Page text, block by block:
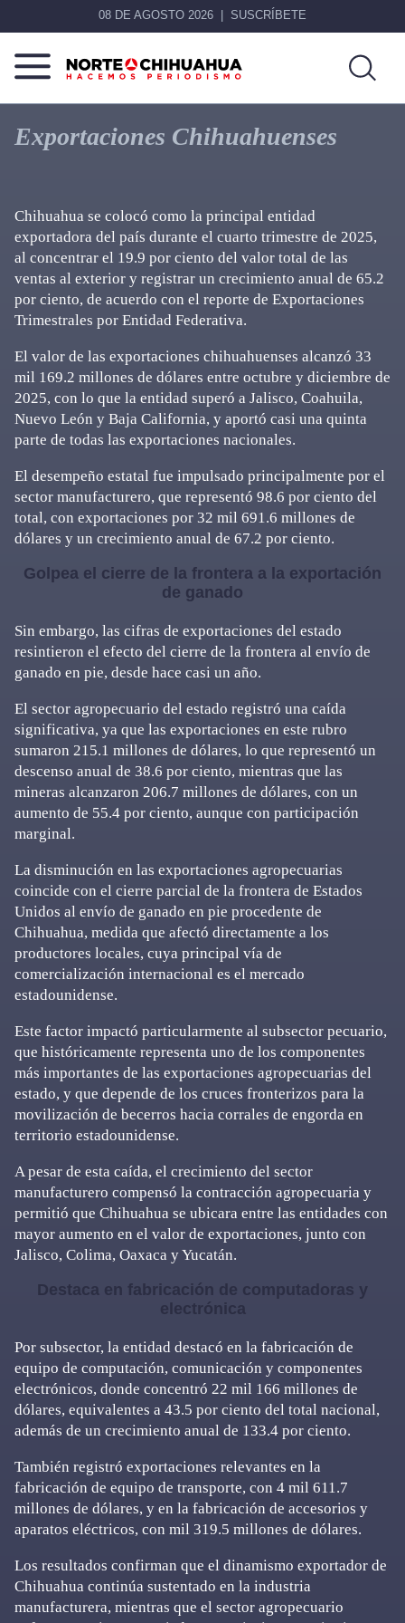
08 DE AGOSTO 2026 SUSCRÍBETE
Norte
De
Chihuahua
Más
que
noticias,
Exportaciones Chihuahuenses
Chihuahua se colocó como la principal entidad
exportadora del país durante el cuarto trimestre de 2025,
al concentrar el 19.9 por ciento del valor total de las
ventas al exterior y registrar un crecimiento anual de 65.2
por ciento, de acuerdo con el reporte de Exportaciones
Trimestrales por Entidad Federativa.
El valor de las exportaciones chihuahuenses alcanzó 33
mil 169.2 millones de dólares entre octubre y diciembre de
2025, con lo que la entidad superó a Jalisco, Coahuila,
Nuevo León y Baja California, y aportó casi una quinta
parte de todas las exportaciones nacionales.
El desempeño estatal fue impulsado principalmente por el
sector manufacturero, que representó 98.6 por ciento del
total, con exportaciones por 32 mil 691.6 millones de
dólares y un crecimiento anual de 67.2 por ciento.
Golpea el cierre de la frontera a la exportación
de ganado
Sin embargo, las cifras de exportaciones del estado
resintieron el efecto del cierre de la frontera al envío de
ganado en pie, desde hace casi un año.
El sector agropecuario del estado registró una caída
significativa, ya que las exportaciones en este rubro
sumaron 215.1 millones de dólares, lo que representó un
descenso anual de 38.6 por ciento, mientras que las
mineras alcanzaron 206.7 millones de dólares, con un
aumento de 55.4 por ciento, aunque con participación
marginal.
La disminución en las exportaciones agropecuarias
coincide con el cierre parcial de la frontera de Estados
Unidos al envío de ganado en pie procedente de
Chihuahua, medida que afectó directamente a los
productores locales, cuya principal vía de
comercialización internacional es el mercado
estadounidense.
Este factor impactó particularmente al subsector pecuario,
que históricamente representa uno de los componentes
más importantes de las exportaciones agropecuarias del
estado, y que depende de los cruces fronterizos para la
movilización de becerros hacia corrales de engorda en
territorio estadounidense.
A pesar de esta caída, el crecimiento del sector
manufacturero compensó la contracción agropecuaria y
permitió que Chihuahua se ubicara entre las entidades con
mayor aumento en el valor de exportaciones, junto con
Jalisco, Colima, Oaxaca y Yucatán.
Destaca en fabricación de computadoras y
electrónica
Por subsector, la entidad destacó en la fabricación de
equipo de computación, comunicación y componentes
electrónicos, donde concentró 22 mil 166 millones de
dólares, equivalentes a 43.5 por ciento del total nacional,
además de un crecimiento anual de 133.4 por ciento.
También registró exportaciones relevantes en la
fabricación de equipo de transporte, con 4 mil 611.7
millones de dólares, y en la fabricación de accesorios y
aparatos eléctricos, con mil 319.5 millones de dólares.
Los resultados confirman que el dinamismo exportador de
Chihuahua continúa sustentado en la industria
manufacturera, mientras que el sector agropecuario